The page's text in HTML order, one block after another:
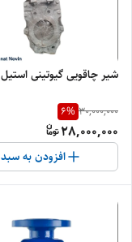
شیر چاقویی گیوتینی استیل
30,000,000
6%
28,000,000
افزودن به سبد